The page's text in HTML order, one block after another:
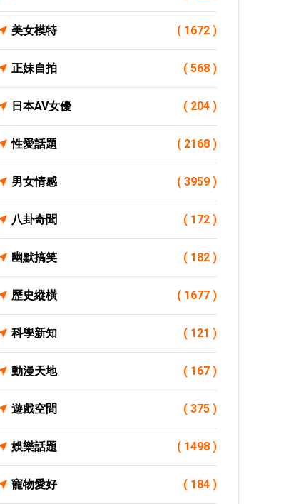
美女模特 ( 1672 )
正妹自拍 ( 568 )
日本AV女優 ( 204 )
性愛話題 ( 2168 )
男女情感 ( 3959 )
八卦奇聞 ( 172 )
幽默搞笑 ( 182 )
歷史縱橫 ( 1677 )
科學新知 ( 121 )
動漫天地 ( 167 )
遊戲空間 ( 375 )
娛樂話題 ( 1498 )
寵物愛好 ( 184 )